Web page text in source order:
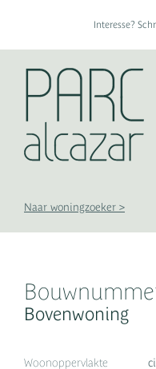
Interesse?
Appartementen
Woningen
Penthouses
Bouwkavels
Naar woningzoeker >
Bovenwoning
Woonoppervlakte